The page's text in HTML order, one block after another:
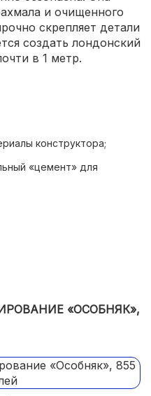
и очищенного
скрепляет детали
создать лондонский
в 1 метр.
конструктора;
«цемент» для
«ОСОБНЯК»,